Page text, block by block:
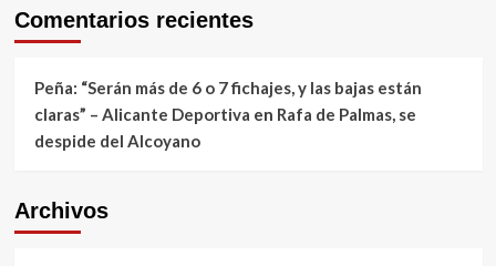
Comentarios recientes
Peña: “Serán más de 6 o 7 fichajes, y las bajas están
claras” – Alicante Deportiva en Rafa de Palmas, se
despide del Alcoyano
Archivos